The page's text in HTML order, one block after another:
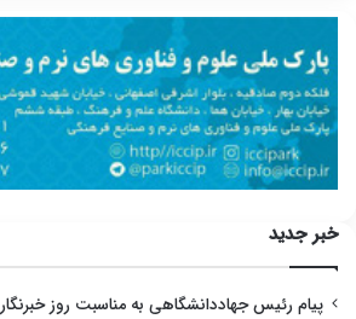
خبر جدید
پیام رئیس جهاددانشگاهی به مناسبت روز خبرنگار